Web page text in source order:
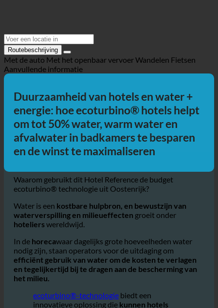
Routebeschrijving
Aanvullende informatie
Duurzaamheid van hotels en water +
energie: hoe ecoturbino® hotels helpt
om tot 50% water, warm water en
en de winst te maximaliseren
Waarom gebruikt dit Hotel Reference de budget
ecoturbino® technologie uit Oostenrijk?
Water is eenkostbare hulpbron, en bewustzijn van
waterverspilling en milieueffectengroeit onder
hotelierswereldwijd.
In dehorecawaar dagelijks grote hoeveelheden water
nodig zijn, staan operators voor de uitdaging om
efficiënt gebruik van water om de kosten te verlagen
en tegelijkertijd bij te dragen aan de bescherming van
het milieu.